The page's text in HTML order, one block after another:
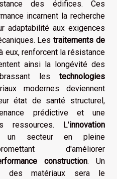
des édifices. Ces
incarnent la recherche
adaptabilité aux exigences
Lestraitements de
eux, renforcent la résistance
ainsi la longévité des
les technologies
modernes deviennent
état de santé structurel,
prédictive et une
ressources. L'innovation
secteur en pleine
d'améliorer
construction. Un
des matériaux sera le